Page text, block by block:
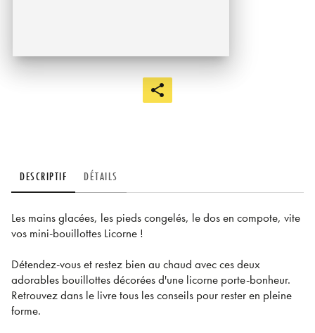
DESCRIPTIF DÉTAILS
Les mains glacées, les pieds congelés, le dos en compote, vite
vos mini-bouillottes Licorne !
Détendez-vous et restez bien au chaud avec ces deux
adorables bouillottes décorées d'une licorne porte-bonheur.
Retrouvez dans le livre tous les conseils pour rester en pleine
forme.